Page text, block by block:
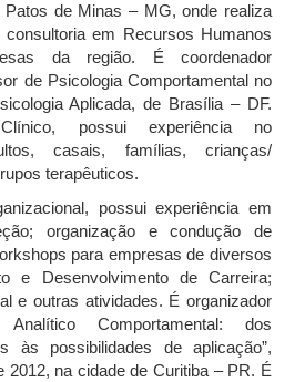
de Minas – MG, onde realiza
em Recursos Humanos
da região. É coordenador
de Psicologia Comportamental no
Aplicada, de Brasília – DF.
possui experiência no
casais, famílias, crianças/
terapêuticos.
possui experiência em
organização e condução de
para empresas de diversos
e Desenvolvimento de Carreira;
e outras atividades. É organizador
Comportamental: dos
às possibilidades de aplicação”,
2012, na cidade de Curitiba – PR. É